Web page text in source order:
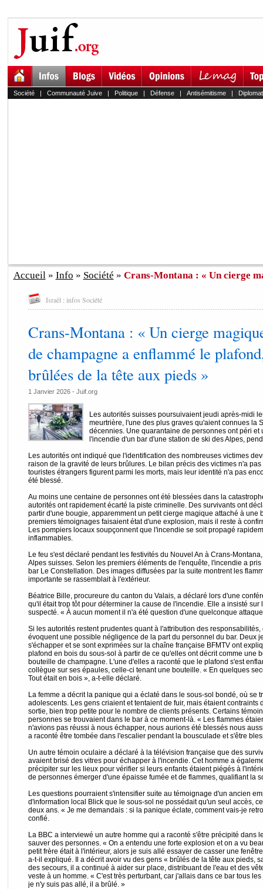
Société| Communauté Juive| Politique| Défense| Antisémitisme|
Accueil» Info » Société » Crans-Montana : « Un cierge
Israël : infos Société
Crans-Montana : « Un cierge
de champagne a enflammé le
brûlées de la tête aux pieds »
1 Janvier 2026 - Juif.org
Les autorités suisses poursuivaient jeudi après-midi
meurtrière, l'une des plus graves qu'aient connues la
décennies. Une quarantaine de personnes ont péri et
l'incendie d'un bar d'une station de ski des Alpes,
Les autorités ont indiqué que l'identification des nombreuses victimes
raison de la gravité de leurs brûlures. Le bilan précis des victimes n'a
touristes étrangers figurent parmi les morts, mais leur identité n'a pas
été blessé.
Au moins une centaine de personnes ont été blessées dans la
autorités ont rapidement écarté la piste criminelle. Des survivants ont
partir d'une bougie, apparemment un petit cierge magique attaché à une
premiers témoignages faisaient état d'une explosion, mais il reste à
Les pompiers locaux soupçonnent que l'incendie se soit propagé
inflammables.
Le feu s'est déclaré pendant les festivités du Nouvel An à Crans-
Alpes suisses. Selon les premiers éléments de l'enquête, l'incendie a
bar Le Constellation. Des images diffusées par la suite montrent les
importante se rassemblait à l'extérieur.
Béatrice Bille, procureure du canton du Valais, a déclaré lors d'une
qu'il était trop tôt pour déterminer la cause de l'incendie. Elle a insisté sur
suspecté. « À aucun moment il n'a été question d'une quelconque
Si les autorités restent prudentes quant à l'attribution des
évoquent une possible négligence de la part du personnel du bar. Deux
s'échapper et se sont exprimées sur la chaîne française BFMTV ont
plafond en bois du sous-sol à partir de ce qu'elles ont décrit comme une
bouteille de champagne. L'une d'elles a raconté que le plafond s'est
collègue sur ses épaules, celle-ci tenant une bouteille. « En quelques
Tout était en bois », a-t-elle déclaré.
La femme a décrit la panique qui a éclaté dans le sous-sol bondé, où se
adolescents. Les gens criaient et tentaient de fuir, mais étaient contraints
sortie, bien trop petite pour le nombre de clients présents. Certains
personnes se trouvaient dans le bar à ce moment-là. « Les flammes
n'avions pas réussi à nous échapper, nous aurions été blessés nous
a raconté être tombée dans l'escalier pendant la bousculade et s'être
Un autre témoin oculaire a déclaré à la télévision française que des
avaient brisé des vitres pour échapper à l'incendie. Cet homme a
précipiter sur les lieux pour vérifier si leurs enfants étaient piégés à
de personnes émerger d'une épaisse fumée et de flammes, qualifiant la
Les questions pourraient s'intensifier suite au témoignage d'un ancien
d'information local Blick que le sous-sol ne possédait qu'un seul accès,
deux ans. « Je me demandais : si la panique éclate, comment vais-je
confié.
La BBC a interviewé un autre homme qui a raconté s'être précipité dans
sauver des personnes. « On a entendu une forte explosion et on a vu
petit frère était à l'intérieur, alors je suis allé essayer de casser une
a-t-il expliqué. Il a décrit avoir vu des gens « brûlés de la tête aux pieds,
des secours, il a continué à aider sur place, distribuant de l'eau et des
veste à un homme. « C'est très perturbant, car j'allais dans ce bar tous
je n'y suis pas allé, il a brûlé. »